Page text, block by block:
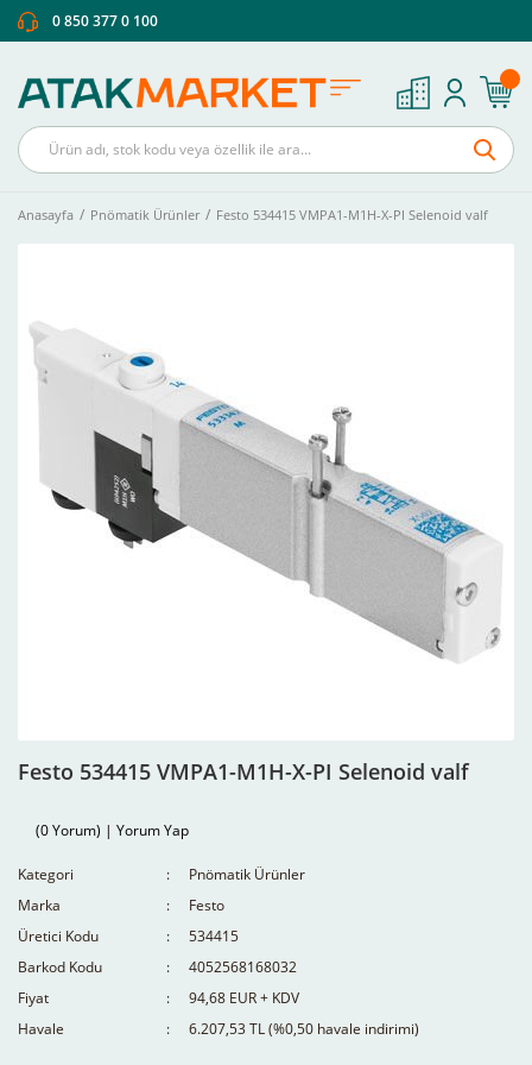
0 850 377 0 100
Anasayfa Pnömatik Ürünler Festo 534415 VMPA1-M1H-X-PI Selenoid valf
Festo 534415 VMPA1-M1H-X-PI Selenoid valf
(0 Yorum) | Yorum Yap
Kategori
Pnömatik Ürünler
Marka
Festo
Üretici Kodu
534415
Barkod Kodu
4052568168032
Fiyat
94,68 EUR + KDV
Havale
6.207,53 TL (%0,50 havale indirimi)